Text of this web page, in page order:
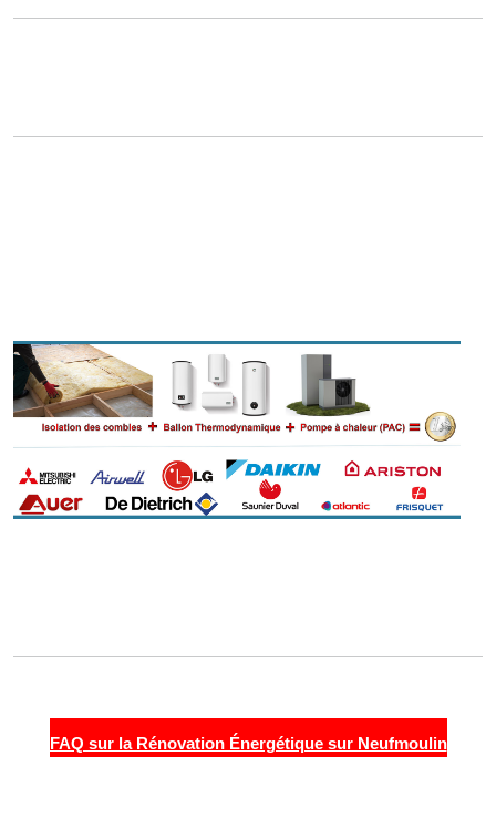
FAQ sur la Rénovation Énergétique sur Neufmoulin